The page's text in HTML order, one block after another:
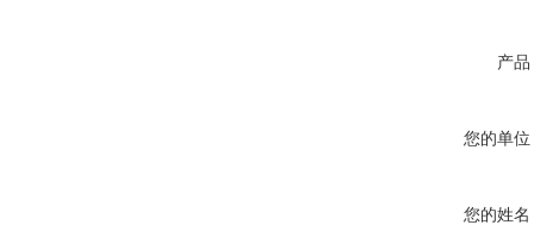
产品
您的单位
您的姓名